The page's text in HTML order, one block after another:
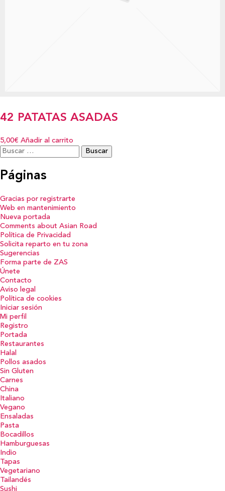
42 PATATAS ASADAS
5,00€ Añadir al carrito
Buscar:
Páginas
Gracias por registrarte
Web en mantenimiento
Nueva portada
Comments about Asian Road
Política de Privacidad
Solicita reparto en tu zona
Sugerencias
Forma parte de ZAS
Únete
Contacto
Aviso legal
Política de cookies
Iniciar sesión
Mi perfil
Registro
Portada
Restaurantes
Halal
Pollos asados
Sin Gluten
Carnes
China
Italiano
Vegano
Ensaladas
Pasta
Bocadillos
Hamburguesas
Indio
Tapas
Vegetariano
Tailandés
Sushi